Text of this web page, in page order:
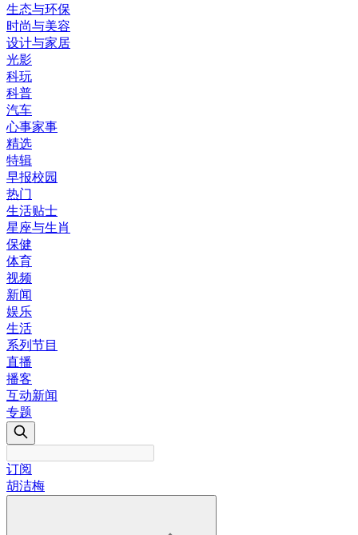
生态与环保
时尚与美容
设计与家居
光影
科玩
科普
汽车
心事家事
精选
特辑
早报校园
热门
生活贴士
星座与生肖
保健
体育
视频
新闻
娱乐
生活
系列节目
直播
播客
互动新闻
专题
订阅
胡洁梅